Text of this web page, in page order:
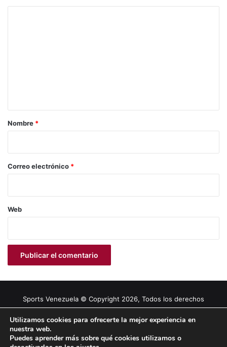
r
*
Nombre *
Correo electrónico *
Web
Sports Venezuela © Copyright 2026, Todos los derechos
Facebook
X YouTubeInstagram
Utilizamos cookies para ofrecerte la mejor experiencia en
nuestra web.
Puedes aprender más sobre qué cookies utilizamos o